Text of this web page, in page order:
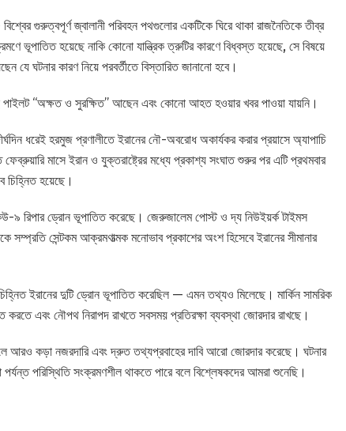
গুরুত্বপূর্ণ জ্বালানী পরিবহন পথগুলোর একটিকে ঘিরে থাকা রাজনৈতিকে তীব্র
ভূপাতিত হয়েছে নাকি কোনো যান্ত্রিক ত্রুটির কারণে বিধ্বস্ত হয়েছে, সে বিষয়ে
যে ঘটনার কারণ নিয়ে পরবর্তীতে বিস্তারিত জানানো হবে।
পাইলট ‘‘অক্ষত ও সুরক্ষিত’’ আছেন এবং কোনো আহত হওয়ার খবর পাওয়া যায়নি।
ধরেই হরমুজ প্রণালীতে ইরানের নৌ-অবরোধ অকার্যকর করার প্রয়াসে অ্যাপাচি
মাসে ইরান ও যুক্তরাষ্ট্রের মধ্যে প্রকাশ্য সংঘাত শুরুর পর এটি প্রথমবার
চিহ্নিত হয়েছে।
৯ রিপার ড্রোন ভূপাতিত করেছে। জেরুজালেম পোস্ট ও দ্য নিউইয়র্ক টাইমস
সম্প্রতি সেন্টকম আক্রমণাত্মক মনোভাব প্রকাশের অংশ হিসেবে ইরানের সীমানার
চিহ্নিত ইরানের দুটি ড্রোন ভূপাতিত করেছিল — এমন তথ্যও মিলেছে। মার্কিন সামরিক
এবং নৌপথ নিরাপদ রাখতে সবসময় প্রতিরক্ষা ব্যবস্থা জোরদার রাখছে।
আরও কড়া নজরদারি এবং দ্রুত তথ্যপ্রবাহের দাবি আরো জোরদার করেছে। ঘটনার
পরিস্থিতি সংক্রমণশীল থাকতে পারে বলে বিশ্লেষকদের আমরা শুনেছি।